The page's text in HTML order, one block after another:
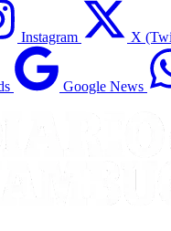
Instagram X
Google News